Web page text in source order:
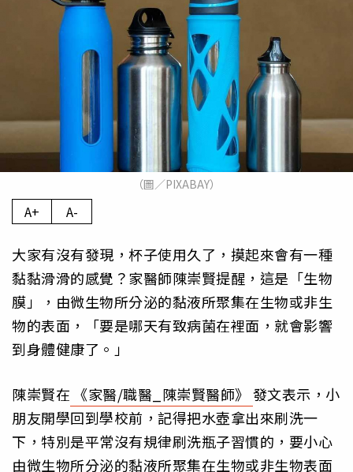
（圖／PIXABAY）
A+ A-
大家有沒有發現，杯子使用久了，摸起來會有一種
黏黏滑滑的感覺？家醫師陳崇賢提醒，這是「生物
膜」，由微生物所分泌的黏液所聚集在生物或非生
物的表面，「要是哪天有致病菌在裡面，就會影響
到身體健康了。」
陳崇賢在 《家醫/職醫_陳崇賢醫師》 發文表示，小
朋友開學回到學校前，記得把水壺拿出來刷洗一
下，特別是平常沒有規律刷洗瓶子習慣的，要小心
由微生物所分泌的黏液所聚集在生物或非生物表面